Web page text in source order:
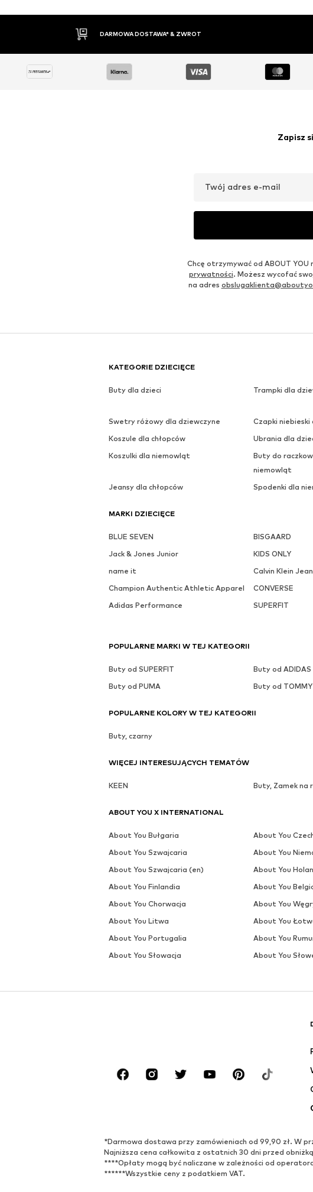
30 DNI NA ZWROT TOWARU
Zapisz
Twój adres e-mail
Chcę otrzymywać od ABOUT
prywatności. Możesz wycofać
na adres
KATEGORIE DZIECIĘCE
Buty dla dzieci Trampki dla
Swetry różowy dla dziewczyne Czapki niebieski
Koszule dla chłopców
Ubrania dla
Koszulki dla niemowląt
Buty do
niemowląt
Jeansy dla chłopców Spodenki dla
MARKI DZIECIĘCE
BLUE SEVEN BISGAARD
Jack & Jones Junior
KIDS ONLY
name it
Calvin Klein
Champion Authentic Athletic Apparel
CONVERSE
Adidas Performance
SUPERFIT
*Darmowa dostawa przy zamówieniach od 99,90 zł. W
Najniższa cena całkowita z ostatnich 30 dni przed
****Opłaty mogą być naliczane w zależności od
******Wszystkie ceny z podatkiem VAT.
POPULARNE MARKI W TEJ KATEGORII
Buty od SUPERFIT Buty od ADIDAS
Buty od PUMA
Buty od TOMMY
POPULARNE KOLORY W TEJ KATEGORII
Buty, czarny
WIĘCEJ INTERESUJĄCYCH TEMATÓW
KEEN Buty, Zamek na
ABOUT YOU X INTERNATIONAL
About You Bułgaria About You
About You Szwajcaria
About You
About You Szwajcaria (en)
About You
About You Finlandia
About You
About You Chorwacja
About You
About You Litwa
About You
About You Portugalia
About You
About You Słowacja
About You